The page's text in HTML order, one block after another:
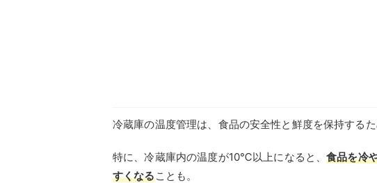
冷蔵庫の温度管理は、食品の安全性と鮮度を保持するた
特に、冷蔵庫内の温度が10℃以上になると、食品を冷
すくなることも。